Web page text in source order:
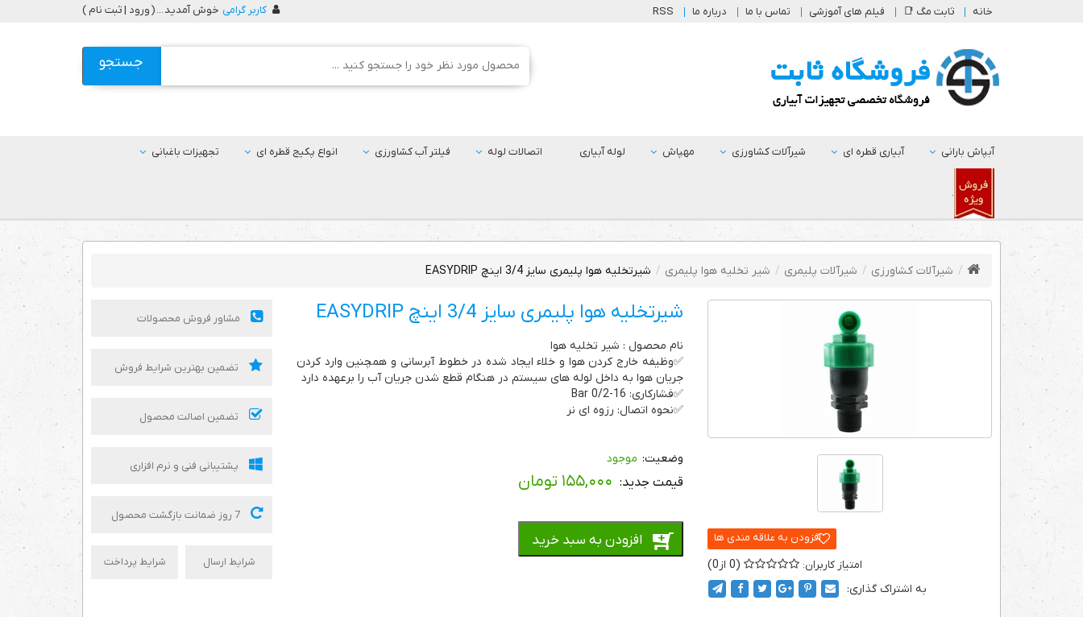
خانه ثابت مگ 📑 فیلم های آموزشی تماس با ما درباره ما RSS کاربر گرامی خوش آمدید ... (ورود | ثبت نام )
جستجو
آبپاش بارانی آبیاری قطره ای شیرآلات کشاورزی مهپاش لوله آبیاری اتصالات لوله فیلتر آب کشاورزی انواع پکیج قطره ای تجهیزات باغبانی
.
شیرآلات کشاورزی شیرآلات پلیمری شیر تخلیه هوا پلیمری شیرتخلیه هوا پلیمری سایز 3/4 اینچ EASYDRIP
0
0
به اشتراک گذاری:
شیرتخلیه هوا پلیمری سایز 3/4 اینچ EASYDRIP
نام محصول : شیر تخلیه هوا
✅وظیفه خارج کردن هوا و خلاء ایجاد شده در خطوط آبرسانی و همچنین وارد کردن
جریان هوا به داخل لوله های سیستم در هنگام قطع شدن جریان آب را برعهده دارد
✅فشارکاری: 16-0/2 Bar
✅نحوه اتصال: رزوه ای نر
موجود
۱۵۵,۰۰۰ تومان
افزودن به سبد خرید
مشاور فروش محصولات
تضمین بهترین شرایط فروش
تضمین اصالت محصول
پشتیبانی فنی و نرم افزاری
شرایط ارسال شرایط پرداخت